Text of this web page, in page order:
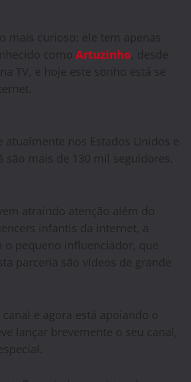
mais curioso: ele tem apenas
como Artuzinho, desde
TV, e hoje este sonho está se
nos Estados Unidos e
são mais de 130 mil seguidores.
atraindo atenção além do
infantis da internet, a
o pequeno influenciador, que
parceria são vídeos de grande
e agora está apoiando o
lançar brevemente o seu canal,